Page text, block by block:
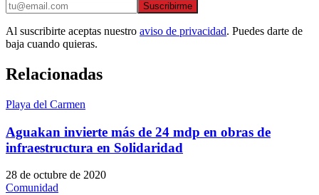
Suscribirme
Al suscribirte aceptas nuestro aviso de privacidad. Puedes darte de
baja cuando quieras.
Relacionadas
Playa del Carmen
Aguakan invierte más de 24 mdp en obras de
infraestructura en Solidaridad
28 de octubre de 2020
Comunidad